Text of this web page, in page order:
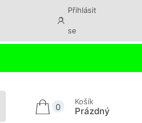
Přihlásit
se
0
Košík
Prázdný